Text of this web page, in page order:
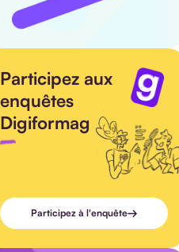
Participez aux
enquêtes
Digiformag
Participez à l'enquête